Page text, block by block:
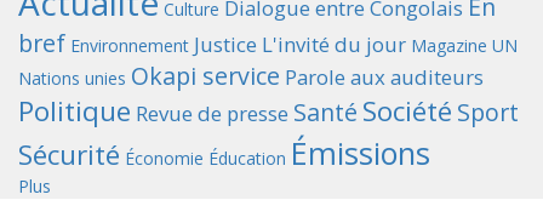
Culture Dialogue entre Congolais En
bref Environnement Justice L'invité du jour Magazine UN
Nations unies Okapi service Parole aux auditeurs
Politique Revue de presse Santé Société Sport
Sécurité Économie Éducation Émissions
Plus